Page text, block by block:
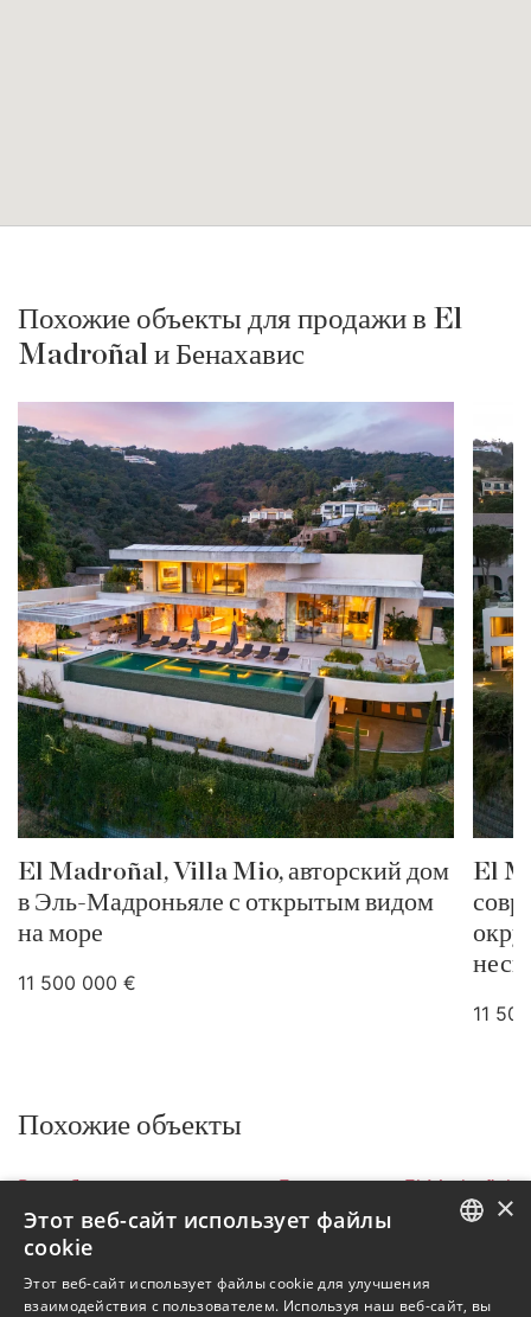
Похожие объекты для продажи в El
Madroñal и Бенахавис
El Madroñal, Villa Mio, авторский дом
в Эль-Мадроньяле с открытым видом
на море
11 500 000 €
El
11
Похожие объекты
Все объекты на продажу Бенахавис
El Madroñal
Виллы
DM5298-01
Объекты в Бенахавис
SPANISH
×
Этот веб-сайт использует файлы
cookie
Этот веб-сайт использует файлы cookie для улучшения
взаимодействия с пользователем. Используя наш веб-сайт, вы